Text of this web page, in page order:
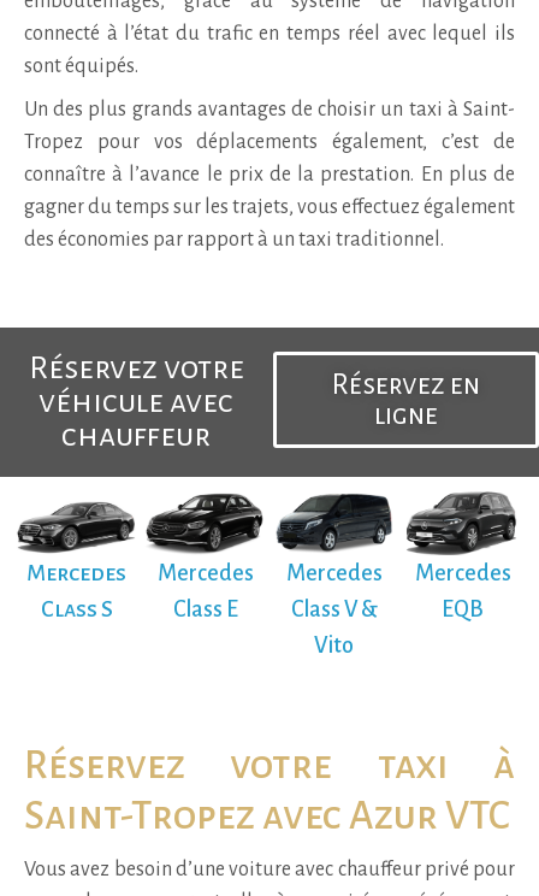
connecté à l’état du trafic en temps réel avec lequel ils
sont équipés.
Un des plus grands avantages de choisir un taxi à Saint-
Tropez pour vos déplacements également, c’est de
connaître à l’avance le prix de la prestation. En plus de
gagner du temps sur les trajets, vous effectuez également
des économies par rapport à un taxi traditionnel.
Réservez votre
véhicule avec
chauffeur
Réservez en
ligne
Mercedes
Class S
Mercedes
Class E
Mercedes
Class V &
Vito
Mercedes
EQB
Réservez votre taxi à
Saint-Tropez avec Azur VTC
Vous avez besoin d’une voiture avec chauffeur privé pour